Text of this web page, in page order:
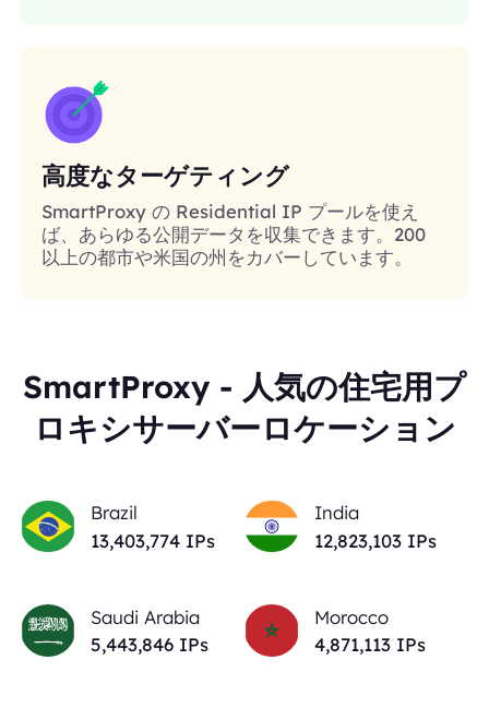
高度なターゲティング
SmartProxy の Residential IP プールを使え
ば、あらゆる公開データを収集できます。200
以上の都市や米国の州をカバーしています。
SmartProxy - 人気の住宅用プ
ロキシサーバーロケーション
Brazil
13,403,774 IPs
India
12,823,103 IPs
Saudi Arabia
5,443,846 IPs
Morocco
4,871,113 IPs